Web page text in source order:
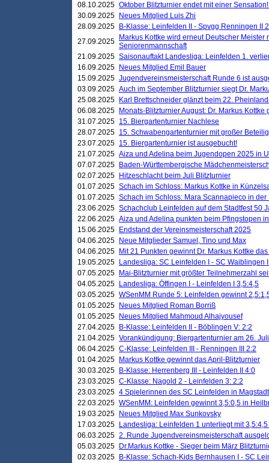
08.10.2025 Oktober Blitzturnier endet mit einer
30.09.2025
Neues Mitglied Luis Zhi
28.09.2025
B-Klasse: Leinfelden II - Spvgg Renningen II
27.09.2025
Markus Kottke wird erneut Deutscher Meister
Seniorenmannschaft
21.09.2025 Saisonauftakt Landesliga: Leinfelden 1.
16.09.2025
Neues Mitglied Emil Bauer
15.09.2025 Jugendvereinsmeisterschaft Runde 6 ist
03.09.2025 Auch im September Blitzturnier siegt Dr.
25.08.2025
Karl Brettschneider glänzt beim 22.
06.08.2025
Monats-Blitzturnier August: Dr. Markus Kottke
31.07.2025 15. Biergartenturnier Nachlese
28.07.2025 15. Schwabengartenturnier mit großer
23.07.2025 15. Biergartenturnier ist ausgebucht!
21.07.2025 Aiza und Adelina beim Jugendopen 2025 in
07.07.2025
Baden-Württembergische
02.07.2025
Hitzeschlacht beim Juli Blitzturnier
01.07.2025 Schach im Schloss: Markus Kottke in
01.07.2025 Schach im Schloss: Mara Scannapieco in der
23.06.2025 Schachclub Leinfelden auf dem Stadtfest 50
22.06.2025 Aiza und Adelina punkten beim Pfingstopen
15.06.2025
Endstand der Vereinsmeisterschaft 2025
04.06.2025
Neue Mitglieder Samuel, Tino und Max
04.06.2025
Mit 21 Punkten gewinnt Dr. Markus Kottke
19.05.2025
Landesliga: SC Leinfelden I - SC Waiblingen
07.05.2025
Mai-Blitzturnier mit größter Teilnehmerzahl
04.05.2025
Landesliga: Öffingen I - Leinfelden I 3,5:4,5
03.05.2025 WSenMM Runde 5: Leinfelden gewinnt
01.05.2025
Neues Mitglied Roman Borriß
01.05.2025
Neues Mitglied Mahmoud Alhajyousef
27.04.2025
B-Klasse: Leinfelden II - Böblingen V: 2:2
21.04.2025 Vorankündigung: Biergartenturnier am 26. Juli
06.04.2025 C-Klasse: Leinfelden III - Renningen III 2:2
01.04.2025
Markus Kottke gewinnt das April-Blitzturnier
30.03.2025
B-Klasse: Herrenberg III - Leinfelden II 4:0
23.03.2025 C-Klasse: Nagold 2 - Leinfelden 3: 2:2
23.03.2025 4 Spielerinnen des SC Leinfelden in Magstadt
22.03.2025 WSenMM: Leinfelden gewinnt 3,5:0,5 in
19.03.2025
Neues Mitglied Max Sunkovsky
17.03.2025
Landesliga: Leinfelden 1 unterliegt mit
06.03.2025 2. Runde Jugendvereinsmeisterschaft
05.03.2025
Dr.Markus Kottke - Sieger beim März
02.03.2025
B-Klasse: Schach-Kids Bernhausen I - SC